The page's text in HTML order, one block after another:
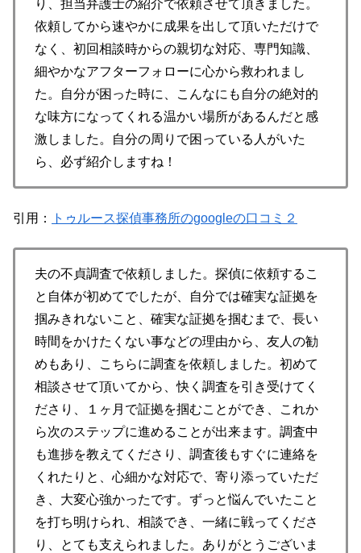
り、担当弁護士の紹介で依頼させて頂きました。
依頼してから速やかに成果を出して頂いただけで
なく、初回相談時からの親切な対応、専門知識、
細やかなアフターフォローに心から救われまし
た。自分が困った時に、こんなにも自分の絶対的
な味方になってくれる温かい場所があるんだと感
激しました。自分の周りで困っている人がいた
ら、必ず紹介しますね！
引用： トゥルース探偵事務所のgoogleの口コミ２
夫の不貞調査で依頼しました。探偵に依頼するこ
と自体が初めてでしたが、自分では確実な証拠を
掴みきれないこと、確実な証拠を掴むまで、長い
時間をかけたくない事などの理由から、友人の勧
めもあり、こちらに調査を依頼しました。初めて
相談させて頂いてから、快く調査を引き受けてく
ださり、１ヶ月で証拠を掴むことができ、これか
ら次のステップに進めることが出来ます。調査中
も進捗を教えてくださり、調査後もすぐに連絡を
くれたりと、心細かな対応で、寄り添っていただ
き、大変心強かったです。ずっと悩んでいたこと
を打ち明けられ、相談でき、一緒に戦ってくださ
り、とても支えられました。ありがとうございま